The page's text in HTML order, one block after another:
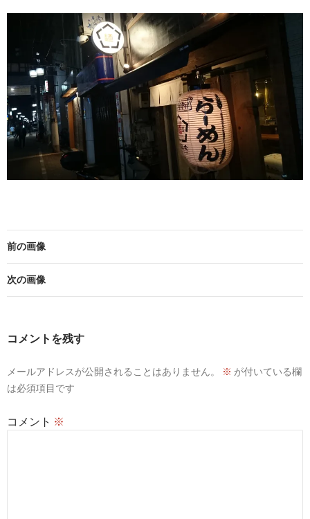
前の画像
次の画像
コメントを残す
メールアドレスが公開されることはありません。 ※ が付いている欄
は必須項目です
コメント ※